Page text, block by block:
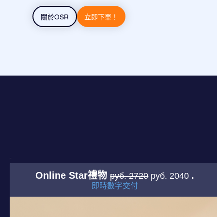
關於OSR 立即下單！
Online Star禮物руб. 2720 руб. 2040 .
即時數字交付